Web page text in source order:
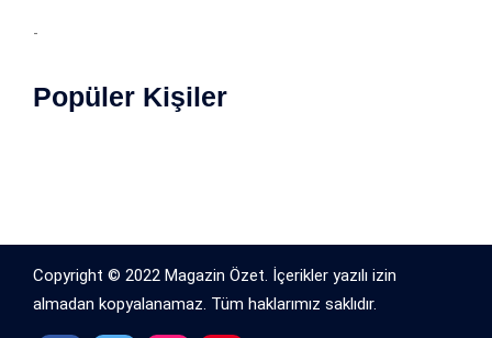
-
Popüler Kişiler
Copyright © 2022 Magazin Özet. İçerikler yazılı izin
almadan kopyalanamaz. Tüm haklarımız saklıdır.